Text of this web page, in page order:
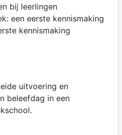
bij leerlingen
een eerste kennismaking
kennismaking
uitvoering en
beleefdag in een